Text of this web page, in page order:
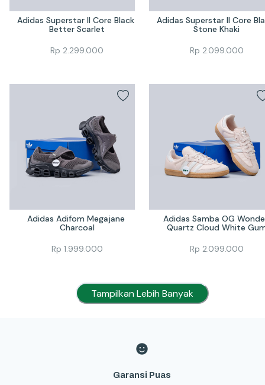
Adidas Superstar II Core Black
Better Scarlet
Rp 2.299.000
Adidas Superstar II Core
Stone Khaki
Rp 2.099.000
Adidas Adifom Megajane
Charcoal
Rp 1.999.000
Adidas Samba OG
Quartz Cloud White
Rp 2.099.000
Tampilkan Lebih Banyak
Garansi Puas